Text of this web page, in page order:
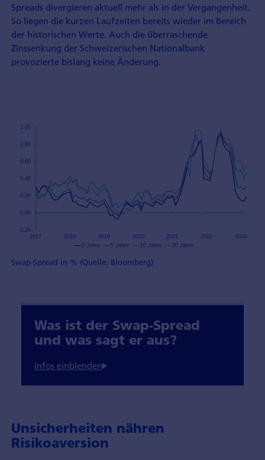
Spreads divergieren aktuell mehr als in der Vergangenheit.
So liegen die kurzen Laufzeiten bereits wieder im Bereich
der historischen Werte. Auch die überraschende
Zinssenkung der Schweizerischen Nationalbank
provozierte bislang keine Änderung.
Swap-Spread in % (Quelle: Bloomberg)
Was ist der Swap-Spread
und was sagt er aus?
Unsicherheiten nähren
Risikoaversion